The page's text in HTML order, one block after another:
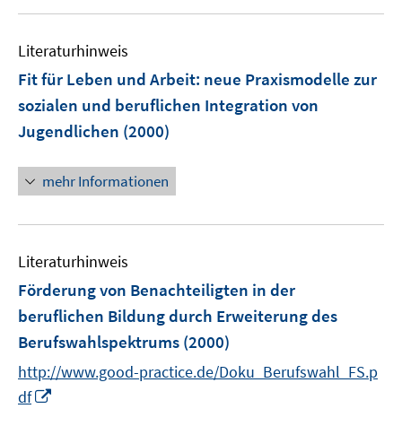
Literaturhinweis
Fit für Leben und Arbeit: neue Praxismodelle zur
sozialen und beruflichen Integration von
Jugendlichen (2000)
mehr Informationen
Literaturhinweis
Förderung von Benachteiligten in der
beruflichen Bildung durch Erweiterung des
Berufswahlspektrums (2000)
http://www.good-practice.de/Doku_Berufswahl_FS.p
df